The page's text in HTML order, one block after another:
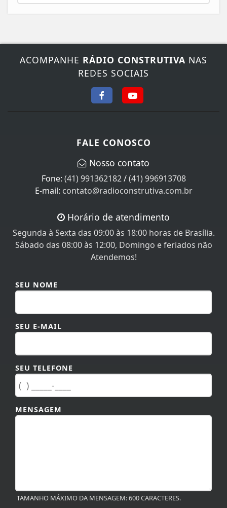
ACOMPANHE RÁDIO CONSTRUTIVA NAS
REDES SOCIAIS
FALE CONOSCO
Nosso contato
Fone: (41) 991362182/(41) 996913708
E-mail: contato@radioconstrutiva.com.br
Horário de atendimento
Segunda à Sexta das 09:00 às 18:00 horas de Brasília.
Sábado das 08:00 às 12:00, Domingo e feriados não
Atendemos!
SEU NOME
SEU E-MAIL
SEU TELEFONE
MENSAGEM
TAMANHO MÁXIMO DA MENSAGEM: 600 CARACTERES.